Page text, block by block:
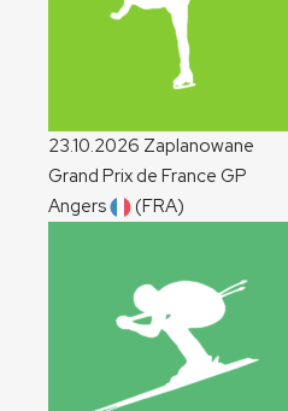
23.10.2026 Zaplanowane
Grand Prix de France GP
Angers
(FRA)